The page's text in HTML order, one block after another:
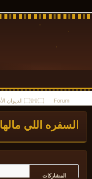
۝۩۩۝ الديوان الأدبي ۝۩۩۝
اللي مالهاجيه
المشاركات